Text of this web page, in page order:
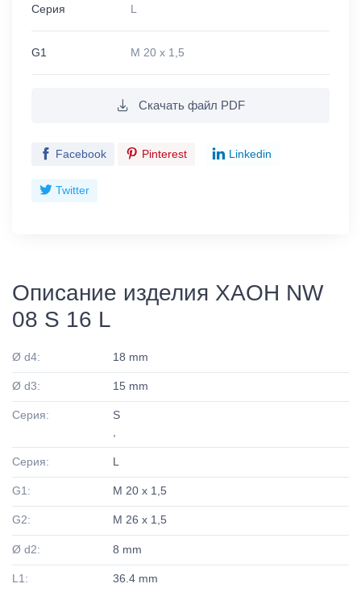
Серия L
G1 M 20 x 1,5
Скачать файл PDF
Facebook Pinterest Linkedin
Twitter
Описание изделия XAOH NW
08 S 16 L
Ø d4: 18 mm
Ø d3: 15 mm
Серия:
S
,
Серия: L
G1: M 20 x 1,5
G2: M 26 x 1,5
Ø d2: 8 mm
L1: 36.4 mm